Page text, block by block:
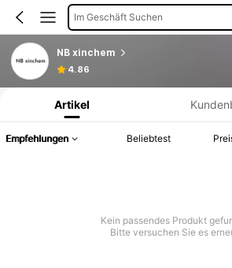
Im Geschäft Suchen
NB xinchem
4.86
Produktinformation: Preisangabe, Verkaufs- und
Artikel
Empfehlungen Beliebtest
Kein passendes Produkt
Bitte versuchen Sie es